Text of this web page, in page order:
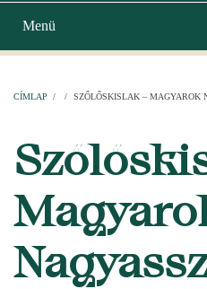
Main
navigation
Menü
CÍMLAP / / SZŐLŐSKISLAK – MAGYAROK